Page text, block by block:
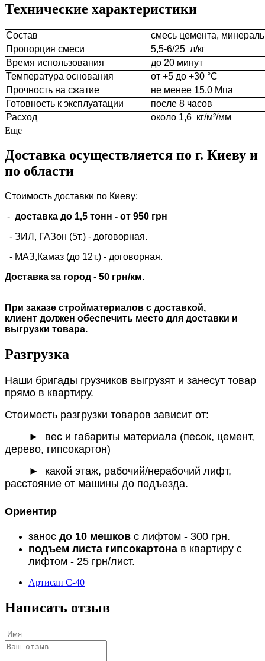
Технические характеристики
Состав
смесь цемента,
Пропорция смеси
5,5-6/25 л/кг
Время использования
до 20 минут
Температура основания
от +5 до +30 °С
Прочность на сжатие
не менее 15,0 Мпа
Готовность к эксплуатации
после 8 часов
Расход
около 1,6 кг/м²/мм
Еще
Доставка осуществляется по г. Киеву и
по области
Стоимость доставки по Киеву:
- доставка до 1,5 тонн - от 950 грн
- ЗИЛ, ГАЗон (5т.) - договорная.
- МАЗ,Камаз (до 12т.) - договорная.
Доставка за город - 50 грн/км.
При заказе стройматериалов с доставкой,
клиент должен обеспечить место для доставки и
выгрузки товара.
Разгрузка
Наши бригады грузчиков выгрузят и занесут товар
прямо в квартиру.
Стоимость разгрузки товаров зависит от:
►
вес и габариты материала (песок, цемент,
дерево, гипсокартон)
► какой этаж, рабочий/нерабочий лифт,
расстояние от машины до подъезда.
Ориентир
занос до 10 мешков с лифтом - 300 грн.
подъем листа гипсокартона в квартиру с
лифтом - 25 грн/лист.
Артисан С-40
Написать отзыв